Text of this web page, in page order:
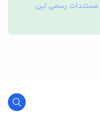
مستندات رسمی این